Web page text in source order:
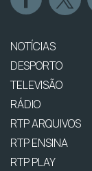
NOTÍCIAS
DESPORTO
TELEVISÃO
RÁDIO
RTP ARQUIVOS
RTP ENSINA
RTP PLAY